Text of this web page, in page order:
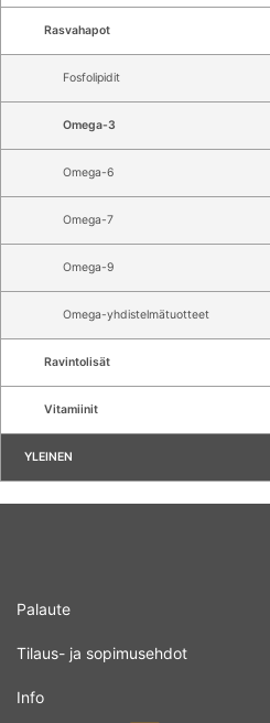
Rasvahapot
Fosfolipidit
Omega-3
Omega-6
Omega-7
Omega-9
Omega-yhdistelmätuotteet
Ravintolisät
Vitamiinit
YLEINEN
Palaute
Tilaus- ja sopimusehdot
Info